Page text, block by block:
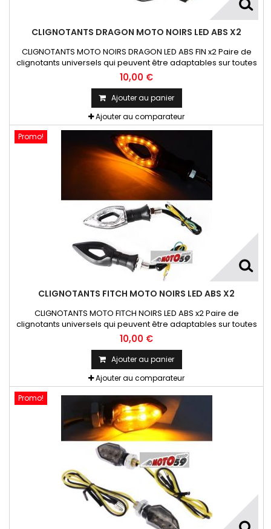
CLIGNOTANTS DRAGON MOTO NOIRS LED ABS X2
CLIGNOTANTS MOTO NOIRS DRAGON LED ABS FIN x2 Paire de
clignotants universels qui peuvent être adaptables sur toutes
motos ou scooters
10,00 €
Ajouter au panier
Ajouter au comparateur
Promo!
CLIGNOTANTS FITCH MOTO NOIRS LED ABS X2
CLIGNOTANTS MOTO FITCH NOIRS LED ABS x2 Paire de
clignotants universels qui peuvent être adaptables sur toutes
motos ou scooters
10,00 €
Ajouter au panier
Ajouter au comparateur
Promo!